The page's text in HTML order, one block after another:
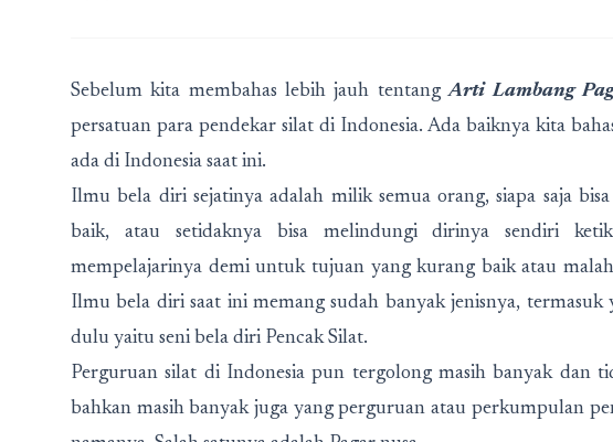
Sebelum kita membahas lebih jauh tentangArti Lambang
persatuan para pendekar silat di Indonesia. Ada baiknya kita
ada di Indonesia saat ini.
Ilmu bela diri sejatinya adalah milik semua orang, siapa saja
baik, atau setidaknya bisa melindungi dirinya sendiri
mempelajarinya demi untuk tujuan yang kurang baik atau
Ilmu bela diri saat ini memang sudah banyak jenisnya, termasuk
dulu yaitu seni bela diri Pencak Silat.
Perguruan silat di Indonesia pun tergolong masih banyak dan
bahkan masih banyak juga yang perguruan atau perkumpulan